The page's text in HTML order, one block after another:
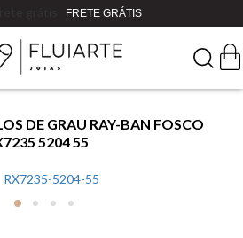
FRETE GRÁTIS
DE GRAU RAY-BAN FOSCO
5204 55